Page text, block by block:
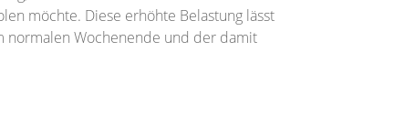
möchte. Diese erhöhte Belastung lässt
normalen Wochenende und der damit